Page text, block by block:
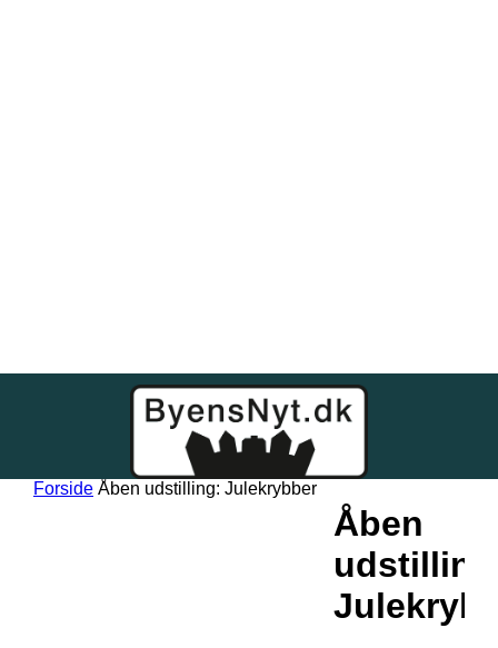
Forside Åben udstilling: Julekrybber
Åben